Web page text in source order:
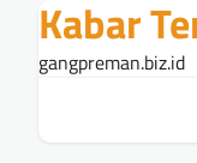
content
Kabar
gangpreman.biz.id